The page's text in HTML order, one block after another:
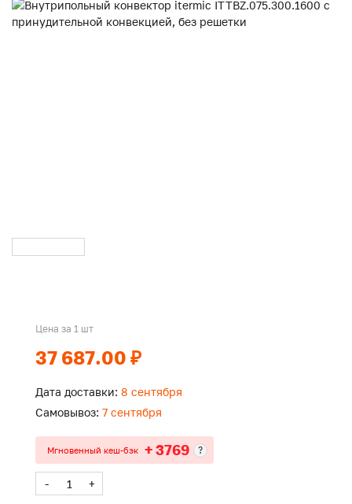
Цена за 1 шт
37 687.00 ₽
Дата доставки: 8 сентября
Самовывоз: 7 сентября
Мгновенный кеш-бэк + 3769 ?
- +